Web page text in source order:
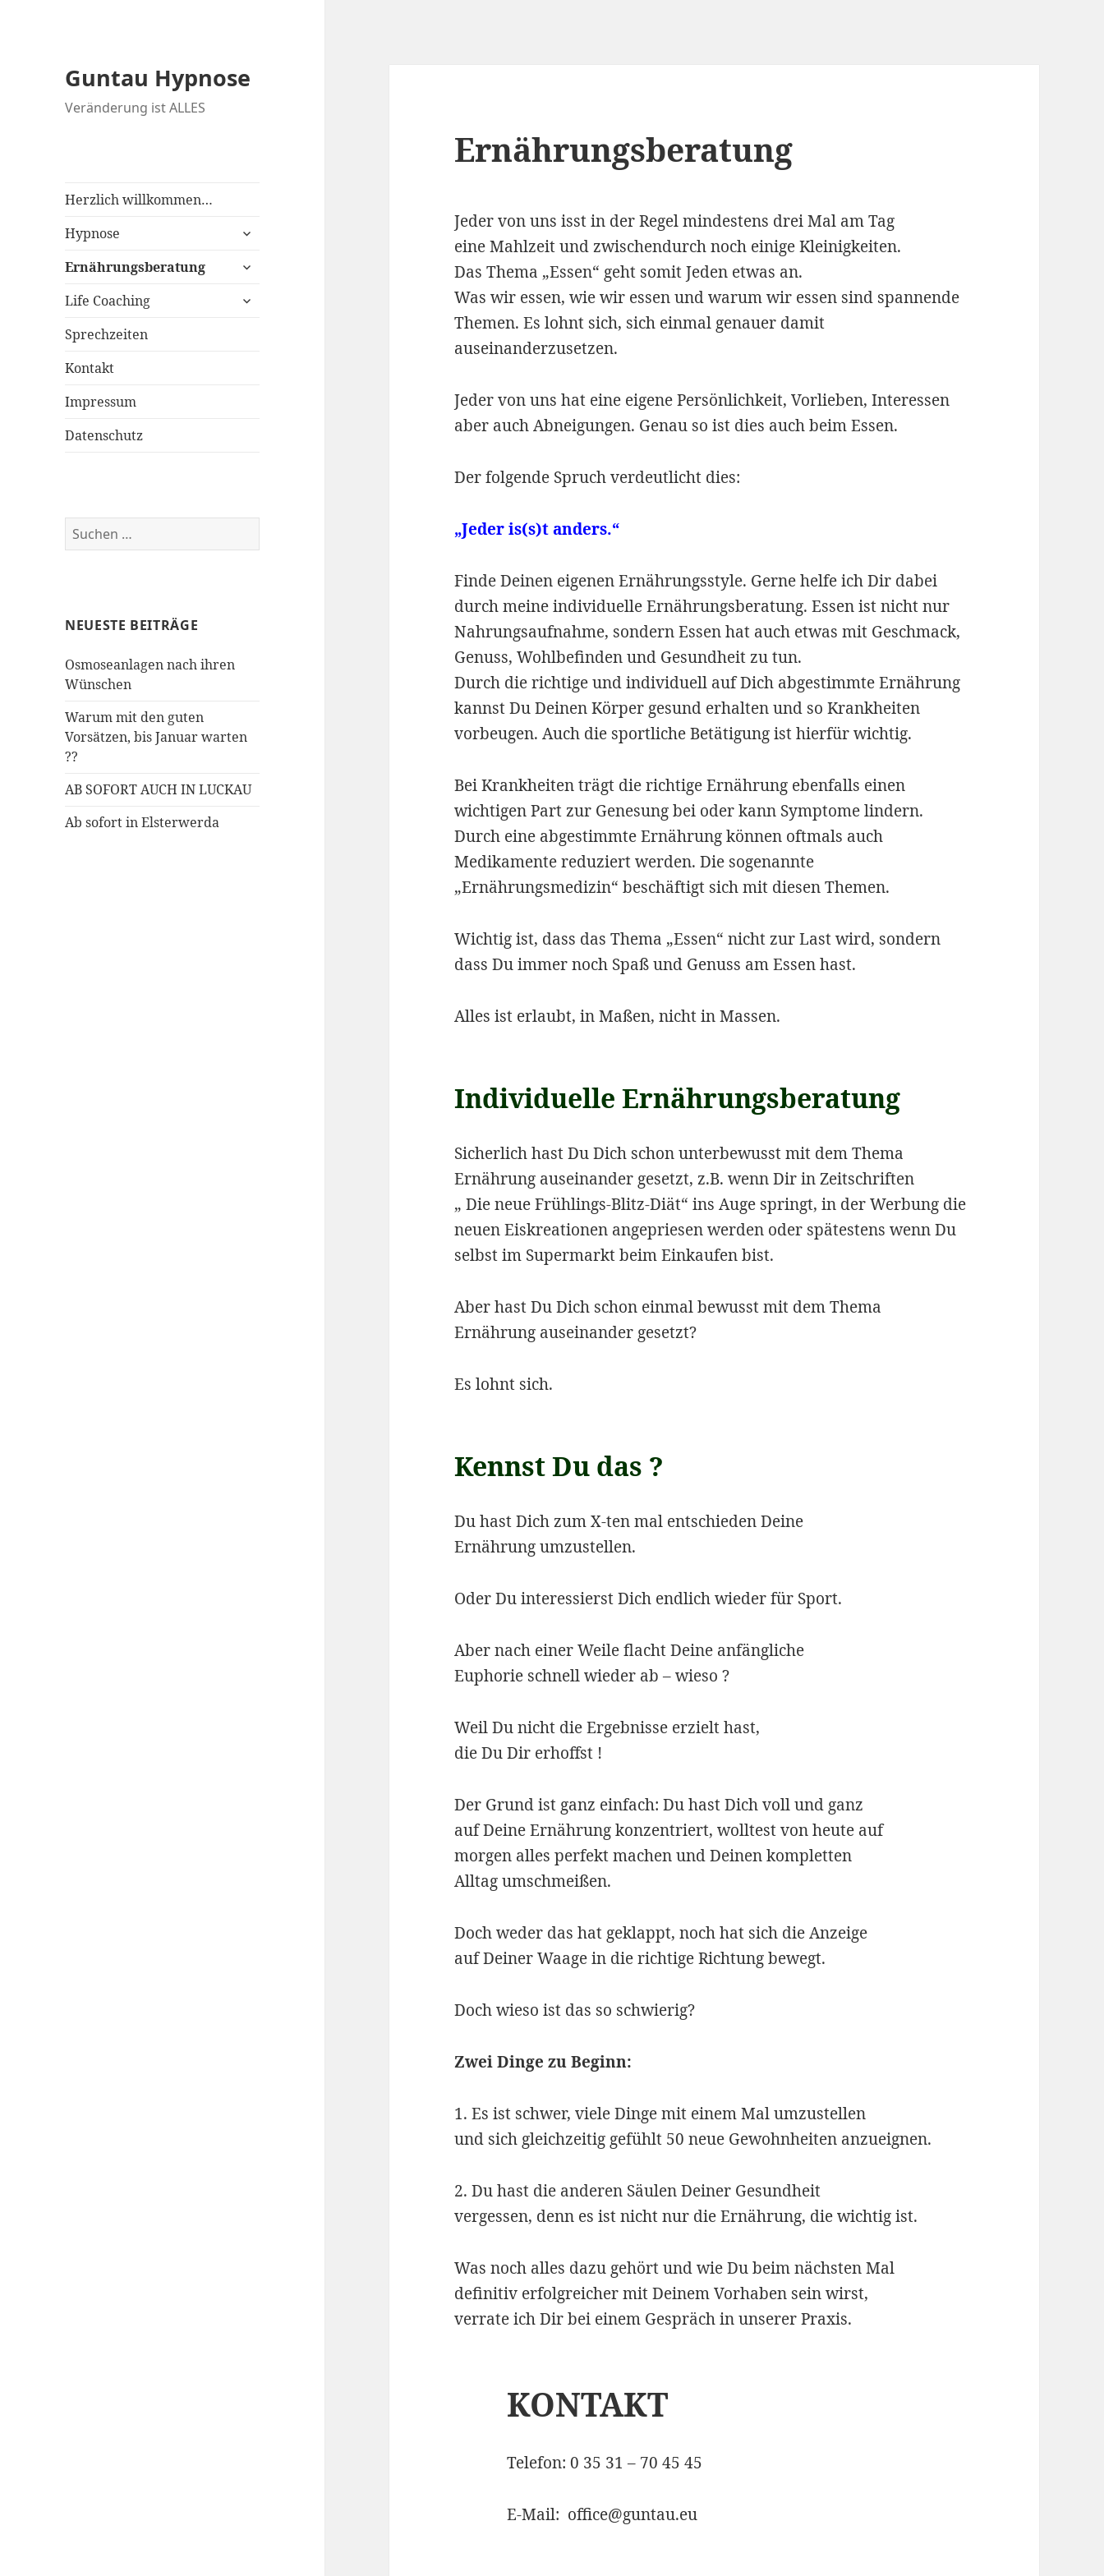
Guntau Hypnose
Veränderung ist ALLES
Herzlich willkommen…
Hypnose
untermenü
Ernährungsberatung
untermenü
Life Coaching
untermenü
Sprechzeiten
Kontakt
Impressum
Datenschutz
Suchen
nach:
NEUESTE BEITRÄGE
Osmoseanlagen nach ihren
Wünschen
Warum mit den guten
Vorsätzen, bis Januar warten
??
AB SOFORT AUCH IN LUCKAU
Ab sofort in Elsterwerda
Ernährungsberatung
Jeder von uns isst in der Regel mindestens drei Mal am Tag
eine Mahlzeit und zwischendurch noch einige Kleinigkeiten.
Das Thema „Essen“ geht somit Jeden etwas an.
Was wir essen, wie wir essen und warum wir essen sind spannende
Themen. Es lohnt sich, sich einmal genauer damit
auseinanderzusetzen.
Jeder von uns hat eine eigene Persönlichkeit, Vorlieben, Interessen
aber auch Abneigungen. Genau so ist dies auch beim Essen.
Der folgende Spruch verdeutlicht dies:
„Jeder is(s)t anders.“
Finde Deinen eigenen Ernährungsstyle. Gerne helfe ich Dir dabei
durch meine individuelle Ernährungsberatung. Essen ist nicht nur
Nahrungsaufnahme, sondern Essen hat auch etwas mit Geschmack,
Genuss, Wohlbefinden und Gesundheit zu tun.
Durch die richtige und individuell auf Dich abgestimmte Ernährung
kannst Du Deinen Körper gesund erhalten und so Krankheiten
vorbeugen. Auch die sportliche Betätigung ist hierfür wichtig.
Bei Krankheiten trägt die richtige Ernährung ebenfalls einen
wichtigen Part zur Genesung bei oder kann Symptome lindern.
Durch eine abgestimmte Ernährung können oftmals auch
Medikamente reduziert werden. Die sogenannte
„Ernährungsmedizin“ beschäftigt sich mit diesen Themen.
Wichtig ist, dass das Thema „Essen“ nicht zur Last wird, sondern
dass Du immer noch Spaß und Genuss am Essen hast.
Alles ist erlaubt, in Maßen, nicht in Massen.
Individuelle Ernährungsberatung
Sicherlich hast Du Dich schon unterbewusst mit dem Thema
Ernährung auseinander gesetzt, z.B. wenn Dir in Zeitschriften
„ Die neue Frühlings-Blitz-Diät“ ins Auge springt, in der Werbung die
neuen Eiskreationen angepriesen werden oder spätestens wenn Du
selbst im Supermarkt beim Einkaufen bist.
Aber hast Du Dich schon einmal bewusst mit dem Thema
Ernährung auseinander gesetzt?
Es lohnt sich.
Kennst Du das ?
Du hast Dich zum X-ten mal entschieden Deine
Ernährung umzustellen.
Oder Du interessierst Dich endlich wieder für Sport.
Aber nach einer Weile flacht Deine anfängliche
Euphorie schnell wieder ab – wieso ?
Weil Du nicht die Ergebnisse erzielt hast,
die Du Dir erhoffst !
Der Grund ist ganz einfach: Du hast Dich voll und ganz
auf Deine Ernährung konzentriert, wolltest von heute auf
morgen alles perfekt machen und Deinen kompletten
Alltag umschmeißen.
Doch weder das hat geklappt, noch hat sich die Anzeige
auf Deiner Waage in die richtige Richtung bewegt.
Doch wieso ist das so schwierig?
Zwei Dinge zu Beginn:
1. Es ist schwer, viele Dinge mit einem Mal umzustellen
und sich gleichzeitig gefühlt 50 neue Gewohnheiten anzueignen.
2. Du hast die anderen Säulen Deiner Gesundheit
vergessen, denn es ist nicht nur die Ernährung, die wichtig ist.
Was noch alles dazu gehört und wie Du beim nächsten Mal
definitiv erfolgreicher mit Deinem Vorhaben sein wirst,
verrate ich Dir bei einem Gespräch in unserer Praxis.
KONTAKT
Telefon: 0 35 31 – 70 45 45
E-Mail: office@guntau.eu